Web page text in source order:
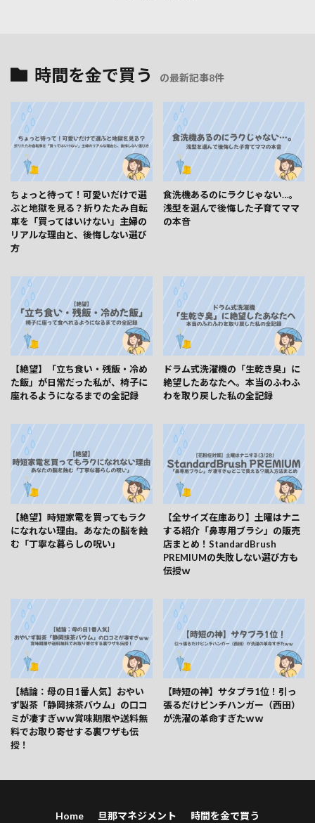
時間を金で買う の最新記事8件
ちょっと待って！可愛いだけで選
ぶと地獄を見る？折りたたみ自転
車を「買ってはいけない」主婦の
リアルな理由と、後悔しない選び
方
食洗機あるのにラクじゃない…。
浅型を選んで後悔した子育てママ
の本音
【絶望】「立ち食い・残飯・冷め
た飯」が日常だった私が、椅子に
座れるようになるまでの全記録
ドラム式洗濯機の「生乾き臭」に
絶望したあなたへ。本当のふわふ
わを取り戻した私の全記録
【絶望】時短家電を買ってもラク
になれない理由。あなたの脳を蝕
む「丁寧な暮らしの呪い」
【全サイズ在庫あり】土曜はナニ
する紹介「鼻専用ブラシ」の販売
店まとめ！StandardBrush
PREMIUMの失敗しない選び方も
伝授ｗ
【結論：母の日1番人気】おやい
ず製茶「静岡抹茶バウム」の口コ
ミが凄すぎｗｗ賞味期限や送料無
料でお取り寄せする裏ワザも伝
授！
【時短の神】サタプラ1位！引っ
張るだけピンチハンガー（西田）
が洗濯の革命すぎたｗｗ
Home 旦那マネジメント 時間を金で買う